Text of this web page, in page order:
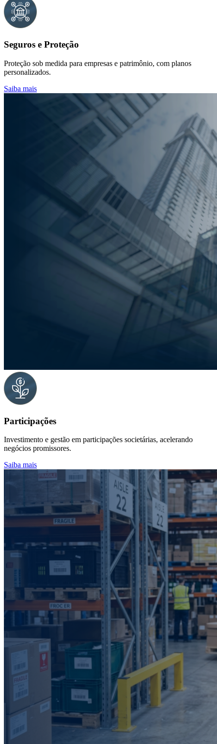
Seguros e Proteção
Proteção sob medida para empresas e patrimônio, com planos
personalizados.
Saiba mais
Participações
Investimento e gestão em participações societárias, acelerando
negócios promissores.
Saiba mais